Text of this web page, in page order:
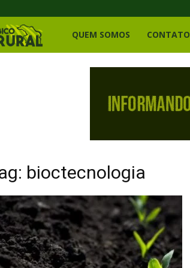
Bico
QUEM SOMOS CONTATO
bioctecnologia